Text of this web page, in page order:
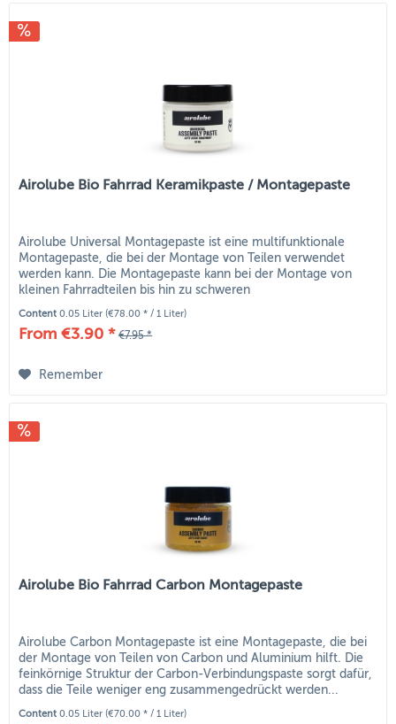
Airolube Bio Fahrrad Keramikpaste / Montagepaste
Airolube Universal Montagepaste ist eine multifunktionale
Montagepaste, die bei der Montage von Teilen verwendet
werden kann. Die Montagepaste kann bei der Montage von
kleinen Fahrradteilen bis hin zu schweren
Content0.05 Liter(€78.00 * / 1 Liter)
From €3.90 * €7.95 *
Remember
Airolube Bio Fahrrad Carbon Montagepaste
Airolube Carbon Montagepaste ist eine Montagepaste, die bei
der Montage von Teilen von Carbon und Aluminium hilft. Die
feinkörnige Struktur der Carbon-Verbindungspaste sorgt dafür,
dass die Teile weniger eng zusammengedrückt werden...
Content0.05 Liter(€70.00 * / 1 Liter)